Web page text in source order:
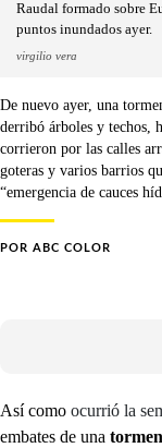
Raudal formado sobre
puntos inundados ayer.
virgilio vera
De nuevo ayer, una
derribó árboles y techos,
corrieron por las calles
goteras y varios barrios
“emergencia de cauces
POR ABC COLOR
Así como ocurrió la
embates de una